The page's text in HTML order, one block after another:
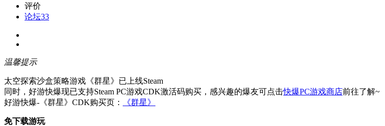
评价
论坛33
温馨提示
太空探索沙盒策略游戏《群星》已上线Steam
同时，好游快爆现已支持Steam PC游戏CDK激活码购买，感兴趣的爆友可点击快爆PC游戏商店前往了解~
好游快爆-《群星》CDK购买页：
《群星》
免下载游玩